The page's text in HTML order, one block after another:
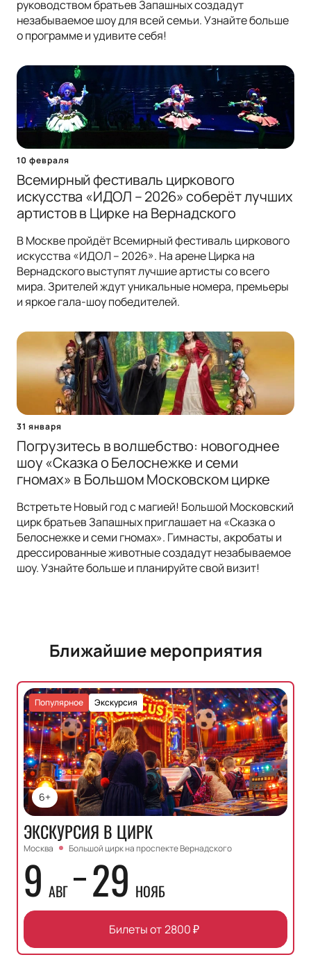
руководством братьев Запашных создадут
незабываемое шоу для всей семьи. Узнайте больше
о программе и удивите себя!
10 февраля
Всемирный фестиваль циркового
искусства «ИДОЛ – 2026» соберёт лучших
артистов в Цирке на Вернадского
В Москве пройдёт Всемирный фестиваль циркового
искусства «ИДОЛ – 2026». На арене Цирка на
Вернадского выступят лучшие артисты со всего
мира. Зрителей ждут уникальные номера, премьеры
и яркое гала-шоу победителей.
31 января
Погрузитесь в волшебство: новогоднее
шоу «Сказка о Белоснежке и семи
гномах» в Большом Московском цирке
Встретьте Новый год с магией! Большой Московский
цирк братьев Запашных приглашает на «Сказка о
Белоснежке и семи гномах». Гимнасты, акробаты и
дрессированные животные создадут незабываемое
шоу. Узнайте больше и планируйте свой визит!
Ближайшие мероприятия
6+
Экскурсия
Популярное
ЭКСКУРСИЯ В ЦИРК
Москва Большой цирк на проспекте Вернадского
9 АВГ 29 НОЯБ
Билеты от2800₽